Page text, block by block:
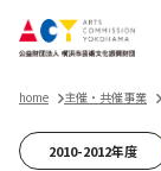
home 主催・共催事業
2010-2012年度